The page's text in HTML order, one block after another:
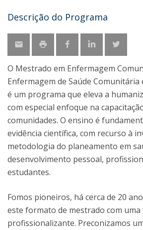
Descrição do Programa
O Mestrado em Enfermagem
Enfermagem de Saúde Comunitária
é um programa que eleva a
com especial enfoque na
comunidades. O ensino é
evidência científica, com recurso à
metodologia do planeamento em
desenvolvimento pessoal,
estudantes.
Fomos pioneiros, há cerca de 20
este formato de mestrado com
profissionalizante. Preconizamos